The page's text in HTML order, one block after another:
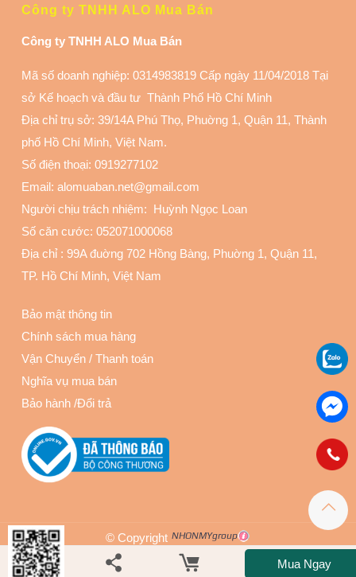
Công ty TNHH ALO Mua Bán
Công ty TNHH ALO Mua Bán
Mã số doanh nghiệp: 0314983819 Cấp ngày 11/04/2018 Tại
sở Kế hoạch và đầu tư Thành Phố Hồ Chí Minh
Địa chỉ trụ sở: 39/14A Phú Thọ, Phuờng 1, Quận 11, Thành
phố Hồ Chí Minh, Việt Nam.
Số điện thoại: 0919277102
Email: alomuaban.net@gmail.com
Người chịu trách nhiệm: Huỳnh Ngọc Loan
Số căn cước: 052071000068
Địa chỉ : 99A đuờng 702 Hồng Bàng, Phuờng 1, Quận 11,
TP. Hồ Chí Minh, Việt Nam
Bảo mật thông tin
Chính sách mua hàng
Vận Chuyển / Thanh toán
Nghĩa vụ mua bán
Bảo hành /Đổi trả
© Copyright
Mua Ngay